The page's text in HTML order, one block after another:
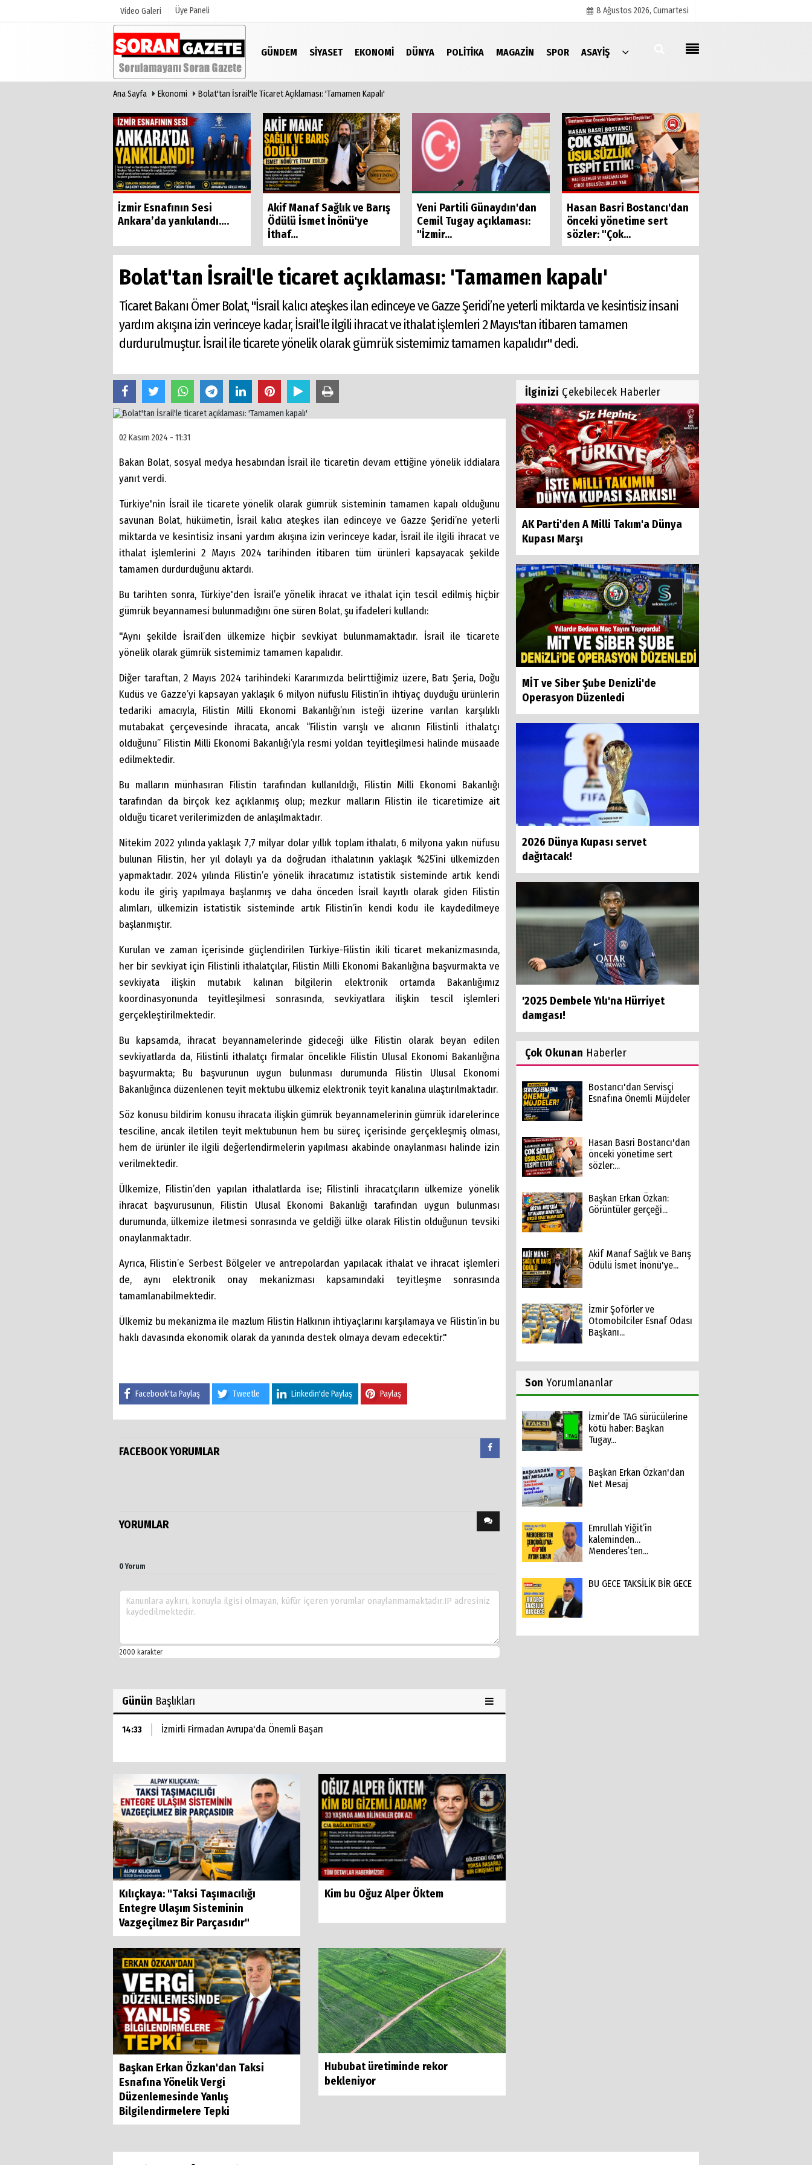
Video Galeri Üye Paneli 8 Ağustos 2026, Cumartesi
GÜNDEM SIYASET EKONOMI DÜNYA POLITIKA MAGAZIN SPOR ASAYIŞ
Anketler
İletişim
Çerez Politikası
Gizlilik İlkeleri
Ana Sayfa Ekonomi Bolat'tan İsrail'le Ticaret Açıklaması: 'Tamamen Kapalı'
İzmir Esnafının Sesi
Ankara’da yankılandı….
Akif Manaf Sağlık ve Barış
Ödülü İsmet İnönü'ye
İthaf...
Yeni Partili Günaydın'dan
Cemil Tugay açıklaması:
"İzmir...
Hasan Basri Bostancı'dan
önceki yönetime sert
sözler: "Çok...
Bolat'tan İsrail'le ticaret açıklaması: 'Tamamen kapalı'
Ticaret Bakanı Ömer Bolat, "İsrail kalıcı ateşkes ilan edinceye ve Gazze Şeridi’ne yeterli miktarda ve kesintisiz insani
yardım akışına izin verinceye kadar, İsrail’le ilgili ihracat ve ithalat işlemleri 2 Mayıs'tan itibaren tamamen
durdurulmuştur. İsrail ile ticarete yönelik olarak gümrük sistemimiz tamamen kapalıdır" dedi.
02 Kasım 2024 - 11:31
Bakan Bolat, sosyal medya hesabından İsrail ile ticaretin devam ettiğine yönelik iddialara
yanıt verdi.
Türkiye'nin İsrail ile ticarete yönelik olarak gümrük sisteminin tamamen kapalı olduğunu
savunan Bolat, hükümetin, İsrail kalıcı ateşkes ilan edinceye ve Gazze Şeridi’ne yeterli
miktarda ve kesintisiz insani yardım akışına izin verinceye kadar, İsrail ile ilgili ihracat ve
ithalat işlemlerini 2 Mayıs 2024 tarihinden itibaren tüm ürünleri kapsayacak şekilde
tamamen durdurduğunu aktardı.
Bu tarihten sonra, Türkiye'den İsrail’e yönelik ihracat ve ithalat için tescil edilmiş hiçbir
gümrük beyannamesi bulunmadığını öne süren Bolat, şu ifadeleri kullandı:
"Aynı şekilde İsrail’den ülkemize hiçbir sevkiyat bulunmamaktadır. İsrail ile ticarete
yönelik olarak gümrük sistemimiz tamamen kapalıdır.
Diğer taraftan, 2 Mayıs 2024 tarihindeki Kararımızda belirttiğimiz üzere, Batı Şeria, Doğu
Kudüs ve Gazze’yi kapsayan yaklaşık 6 milyon nüfuslu Filistin’in ihtiyaç duyduğu ürünlerin
tedariki amacıyla, Filistin Milli Ekonomi Bakanlığı’nın isteği üzerine varılan karşılıklı
mutabakat çerçevesinde ihracata, ancak “Filistin varışlı ve alıcının Filistinli ithalatçı
olduğunu” Filistin Milli Ekonomi Bakanlığı’yla resmi yoldan teyitleşilmesi halinde müsaade
edilmektedir.
Bu malların münhasıran Filistin tarafından kullanıldığı, Filistin Milli Ekonomi Bakanlığı
tarafından da birçok kez açıklanmış olup; mezkur malların Filistin ile ticaretimize ait
olduğu ticaret verilerimizden de anlaşılmaktadır.
Nitekim 2022 yılında yaklaşık 7,7 milyar dolar yıllık toplam ithalatı, 6 milyona yakın nüfusu
bulunan Filistin, her yıl dolaylı ya da doğrudan ithalatının yaklaşık %25’ini ülkemizden
yapmaktadır. 2024 yılında Filistin’e yönelik ihracatımız istatistik sisteminde artık kendi
kodu ile giriş yapılmaya başlanmış ve daha önceden İsrail kayıtlı olarak giden Filistin
alımları, ülkemizin istatistik sisteminde artık Filistin’in kendi kodu ile kaydedilmeye
başlanmıştır.
Kurulan ve zaman içerisinde güçlendirilen Türkiye-Filistin ikili ticaret mekanizmasında,
her bir sevkiyat için Filistinli ithalatçılar, Filistin Milli Ekonomi Bakanlığına başvurmakta ve
sevkiyata ilişkin mutabık kalınan bilgilerin elektronik ortamda Bakanlığımız
koordinasyonunda teyitleşilmesi sonrasında, sevkiyatlara ilişkin tescil işlemleri
gerçekleştirilmektedir.
Bu kapsamda, ihracat beyannamelerinde gideceği ülke Filistin olarak beyan edilen
sevkiyatlarda da, Filistinli ithalatçı firmalar öncelikle Filistin Ulusal Ekonomi Bakanlığına
başvurmakta; Bu başvurunun uygun bulunması durumunda Filistin Ulusal Ekonomi
Bakanlığınca düzenlenen teyit mektubu ülkemiz elektronik teyit kanalına ulaştırılmaktadır.
Söz konusu bildirim konusu ihracata ilişkin gümrük beyannamelerinin gümrük idarelerince
tesciline, ancak iletilen teyit mektubunun hem bu süreç içerisinde gerçekleşmiş olması,
hem de ürünler ile ilgili değerlendirmelerin yapılması akabinde onaylanması halinde izin
verilmektedir.
Ülkemize, Filistin’den yapılan ithalatlarda ise; Filistinli ihracatçıların ülkemize yönelik
ihracat başvurusunun, Filistin Ulusal Ekonomi Bakanlığı tarafından uygun bulunması
durumunda, ülkemize iletmesi sonrasında ve geldiği ülke olarak Filistin olduğunun tevsiki
onaylanmaktadır.
Ayrıca, Filistin’e Serbest Bölgeler ve antrepolardan yapılacak ithalat ve ihracat işlemleri
de, aynı elektronik onay mekanizması kapsamındaki teyitleşme sonrasında
tamamlanabilmektedir.
Ülkemiz bu mekanizma ile mazlum Filistin Halkının ihtiyaçlarını karşılamaya ve Filistin’in bu
haklı davasında ekonomik olarak da yanında destek olmaya devam edecektir."
Facebook'ta Paylaş Tweetle Linkedin'de Paylaş Paylaş
FACEBOOK YORUMLAR
YORUMLAR
0 Yorum
Günün Başlıkları
14:33 İzmirli Firmadan Avrupa'da Önemli Başarı
Kılıçkaya: "Taksi Taşımacılığı
Entegre Ulaşım Sisteminin
Vazgeçilmez Bir Parçasıdır"
Kim bu Oğuz Alper Öktem
Başkan Erkan Özkan'dan Taksi
Esnafına Yönelik Vergi
Düzenlemesinde Yanlış
Bilgilendirmelere Tepki
Hububat üretiminde rekor
bekleniyor
İlginizi Çekebilecek Haberler
AK Parti'den A Milli Takım'a Dünya
Kupası Marşı
MİT ve Siber Şube Denizli'de
Operasyon Düzenledi
2026 Dünya Kupası servet
dağıtacak!
'2025 Dembele Yılı'na Hürriyet
damgası!
Çok Okunan Haberler
Bostancı'dan Servisçi
Esnafına Önemli Müjdeler
Hasan Basri Bostancı'dan
önceki yönetime sert
sözler:...
Başkan Erkan Özkan:
Görüntüler gerçeği...
Akif Manaf Sağlık ve Barış
Ödülü İsmet İnönü'ye...
İzmir Şoförler ve
Otomobilciler Esnaf Odası
Başkanı...
Son Yorumlananlar
İzmir’de TAG sürücülerine
kötü haber: Başkan
Tugay...
Başkan Erkan Özkan'dan
Net Mesaj
Emrullah Yiğit’in
kaleminden…
Menderes’ten...
BU GECE TAKSİLİK BİR GECE